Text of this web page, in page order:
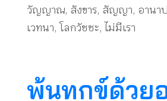
วัญญาณ, สังขาร, สัญญา, อานา
เวทนา, โลกวัชชะ, ไม่มีเรา
พ้นทุกข์ด้วย